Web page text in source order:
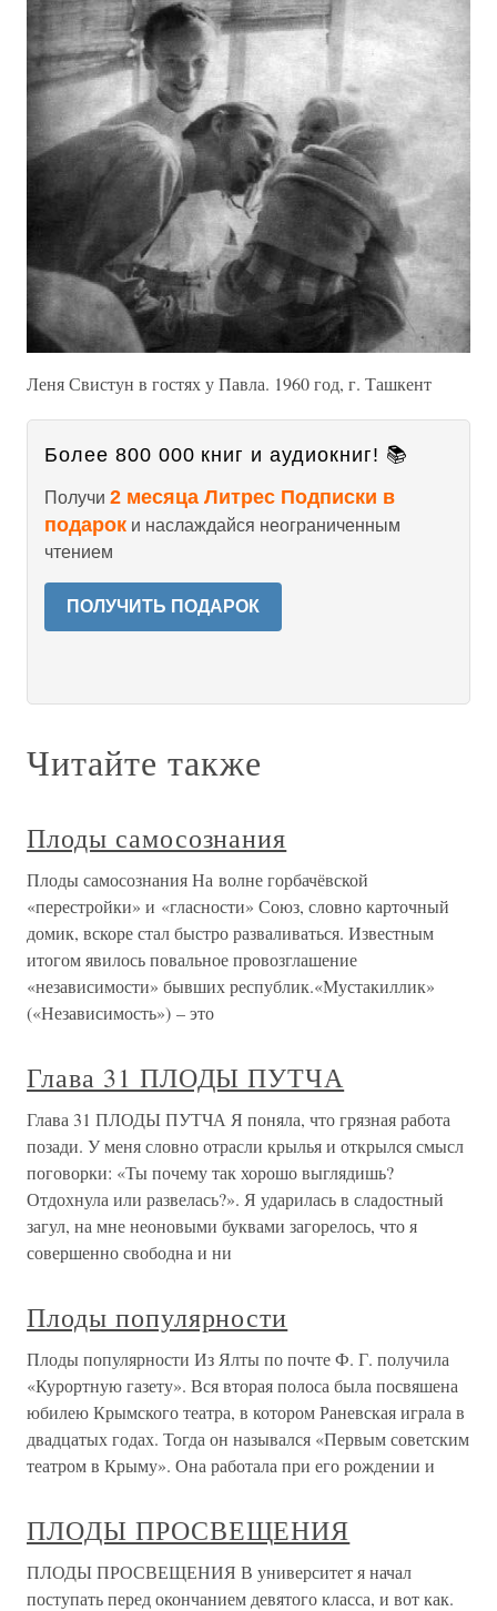
Леня Свистун в гостях у Павла. 1960 год, г. Ташкент
Более 800 000 книг и аудиокниг! 📚
Получи 2 месяца Литрес Подписки в
подарок и наслаждайся неограниченным
чтением
ПОЛУЧИТЬ ПОДАРОК
Читайте также
Плоды самосознания
Плоды самосознания На волне горбачёвской
«перестройки» и «гласности» Союз, словно карточный
домик, вскоре стал быстро разваливаться. Известным
итогом явилось повальное провозглашение
«независимости» бывших республик.«Мустакиллик»
(«Независимость») – это
Глава 31 ПЛОДЫ ПУТЧА
Глава 31 ПЛОДЫ ПУТЧА Я поняла, что грязная работа
позади. У меня словно отрасли крылья и открылся смысл
поговорки: «Ты почему так хорошо выглядишь?
Отдохнула или развелась?». Я ударилась в сладостный
загул, на мне неоновыми буквами загорелось, что я
совершенно свободна и ни
Плоды популярности
Плоды популярности Из Ялты по почте Ф. Г. получила
«Курортную газету». Вся вторая полоса была посвяшена
юбилею Крымского театра, в котором Раневская играла в
двадцатых годах. Тогда он назывался «Первым советским
театром в Крыму». Она работала при его рождении и
ПЛОДЫ ПРОСВЕЩЕНИЯ
ПЛОДЫ ПРОСВЕЩЕНИЯ В университет я начал
поступать перед окончанием девятого класса, и вот как.